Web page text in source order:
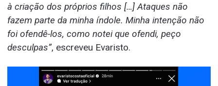
à criação dos próprios filhos […] Ataques não
fazem parte da minha índole. Minha intenção não
foi ofendê-los, como notei que ofendi, peço
desculpas”, escreveu Evaristo.